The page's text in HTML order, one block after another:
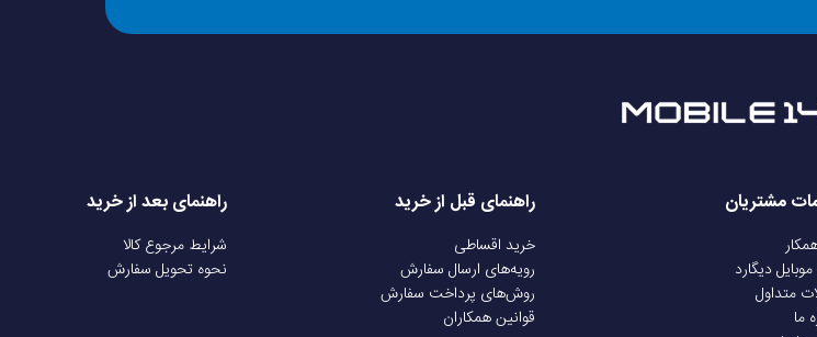
مشتریان
دیگارد
متداول
ما
راهنمای قبل از خرید
خرید اقساطی
رویه‌های ارسال سفارش
روش‌های پرداخت سفارش
قوانین همکاران
راهنمای بعد از خرید
شرایط مرجوع کالا
نحوه تحویل سفارش